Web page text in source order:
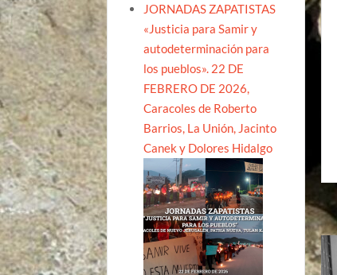
JORNADAS ZAPATISTAS
«Justicia para Samir y
autodeterminación para
los pueblos». 22 DE
FEBRERO DE 2026,
Caracoles de Roberto
Barrios, La Unión, Jacinto
Canek y Dolores Hidalgo